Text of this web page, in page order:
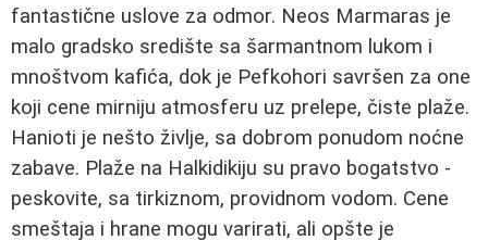
fantastične uslove za odmor. Neos Marmaras je
malo gradsko središte sa šarmantnom lukom i
mnoštvom kafića, dok je Pefkohori savršen za one
koji cene mirniju atmosferu uz prelepe, čiste plaže.
Hanioti je nešto življe, sa dobrom ponudom noćne
zabave. Plaže na Halkidikiju su pravo bogatstvo -
peskovite, sa tirkiznom, providnom vodom. Cene
smeštaja i hrane mogu varirati, ali opšte je